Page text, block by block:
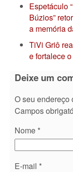
Espetáculo
Búzios”
a memória
TiVi Griô
e fortalece
Deixe um
O seu endereço
Campos
Nome *
E-mail *